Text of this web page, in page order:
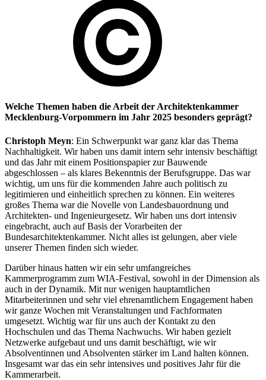
Welche Themen haben die Arbeit der Architektenkammer
Mecklenburg-Vorpommern im Jahr 2025 besonders geprägt?
Christoph Meyn: Ein Schwerpunkt war ganz klar das Thema
Nachhaltigkeit. Wir haben uns damit intern sehr intensiv beschäftigt
und das Jahr mit einem Positionspapier zur Bauwende
abgeschlossen – als klares Bekenntnis der Berufsgruppe. Das war
wichtig, um uns für die kommenden Jahre auch politisch zu
legitimieren und einheitlich sprechen zu können. Ein weiteres
großes Thema war die Novelle von Landesbauordnung und
Architekten- und Ingenieurgesetz. Wir haben uns dort intensiv
eingebracht, auch auf Basis der Vorarbeiten der
Bundesarchitektenkammer. Nicht alles ist gelungen, aber viele
unserer Themen finden sich wieder.
Darüber hinaus hatten wir ein sehr umfangreiches
Kammerprogramm zum WIA-Festival, sowohl in der Dimension als
auch in der Dynamik. Mit nur wenigen hauptamtlichen
Mitarbeiterinnen und sehr viel ehrenamtlichem Engagement haben
wir ganze Wochen mit Veranstaltungen und Fachformaten
umgesetzt. Wichtig war für uns auch der Kontakt zu den
Hochschulen und das Thema Nachwuchs. Wir haben gezielt
Netzwerke aufgebaut und uns damit beschäftigt, wie wir
Absolventinnen und Absolventen stärker im Land halten können.
Insgesamt war das ein sehr intensives und positives Jahr für die
Kammerarbeit.